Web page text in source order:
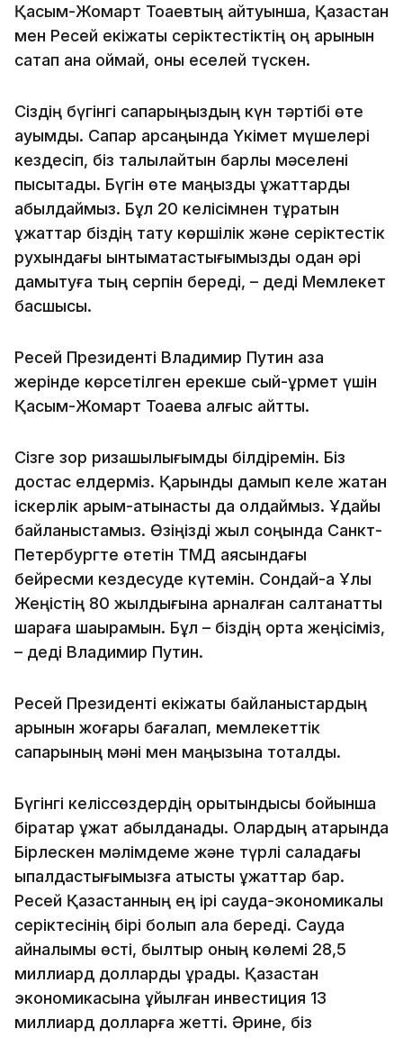
Қасым-Жомарт Тоқаевтың айтуынша, Қазақстан
мен Ресей екіжақты серіктестіктің оң қарқынын
сақтап қана қоймай, оны еселей түскен.
Сіздің бүгінгі сапарыңыздың күн тәртібі өте
ауқымды. Сапар қарсаңында Үкімет мүшелері
кездесіп, біз талқылайтын барлық мәселені
пысықтады. Бүгін өте маңызды құжаттарды
қабылдаймыз. Бұл 20 келісімнен тұратын
құжаттар біздің тату көршілік және серіктестік
рухындағы ынтымақтастығымызды одан әрі
дамытуға тың серпін береді, – деді Мемлекет
басшысы.
Ресей Президенті Владимир Путин қазақ
жерінде көрсетілген ерекше сый-құрмет үшін
Қасым-Жомарт Тоқаевқа алғыс айтты.
Сізге зор ризашылығымды білдіремін. Біз
достас елдерміз. Қарқынды дамып келе жатқан
іскерлік қарым-қатынасты да қолдаймыз. Ұдайы
байланыстамыз. Өзіңізді жыл соңында Санкт-
Петербургте өтетін ТМД аясындағы
бейресми кездесуде күтемін. Сондай-ақ Ұлы
Жеңістің 80 жылдығына арналған салтанатты
шараға шақырамын. Бұл – біздің ортақ жеңісіміз,
– деді Владимир Путин.
Ресей Президенті екіжақты байланыстардың
қарқынын жоғары бағалап, мемлекеттік
сапарының мәні мен маңызына тоқталды.
Бүгінгі келіссөздердің қорытындысы бойынша
бірқатар құжат қабылданады. Олардың қатарында
Бірлескен мәлімдеме және түрлі саладағы
ықпалдастығымызға қатысты құжаттар бар.
Ресей Қазақстанның ең ірі сауда-экономикалық
серіктесінің бірі болып қала береді. Сауда
айналымы өсті, былтыр оның көлемі 28,5
миллиард долларды құрады. Қазақстан
экономикасына құйылған инвестиция 13
миллиард долларға жетті. Әрине, біз